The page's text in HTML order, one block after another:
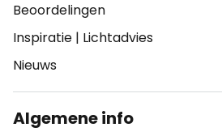
Beoordelingen
Inspiratie | Lichtadvies
Nieuws
Algemene info